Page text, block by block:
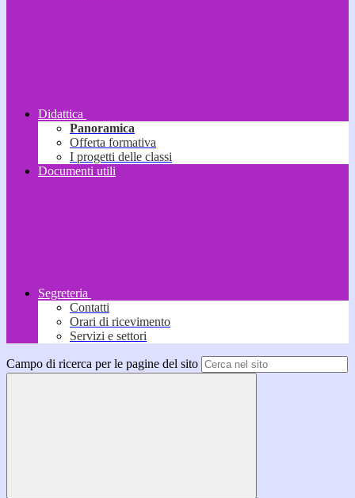
Didattica
Panoramica
Offerta formativa
I progetti delle classi
Documenti utili
Segreteria
Contatti
Orari di ricevimento
Servizi e settori
Campo di ricerca per le pagine del sito